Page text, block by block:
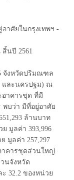
นกรุงเทพฯ -
2561
ดปริมณฑล
และนครปฐม) ณ
อาคารชุด ที่มี
พบว่า มีที่อยู่อาศัย
ล้านบาท
มูลค่า 393,996
มูลค่า 257,297
าคารชุดส่วนใหญ่
นจังหวัด
32.2 ของหน่วย